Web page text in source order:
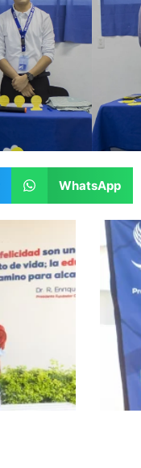
WhatsApp